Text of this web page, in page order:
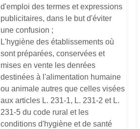
d'emploi des termes et expressions
publicitaires, dans le but d'éviter
une confusion ;
L'hygiène des établissements où
sont préparées, conservées et
mises en vente les denrées
destinées à l'alimentation humaine
ou animale autres que celles visées
aux articles L. 231-1, L. 231-2 et L.
231-5 du code rural et les
conditions d'hygiène et de santé